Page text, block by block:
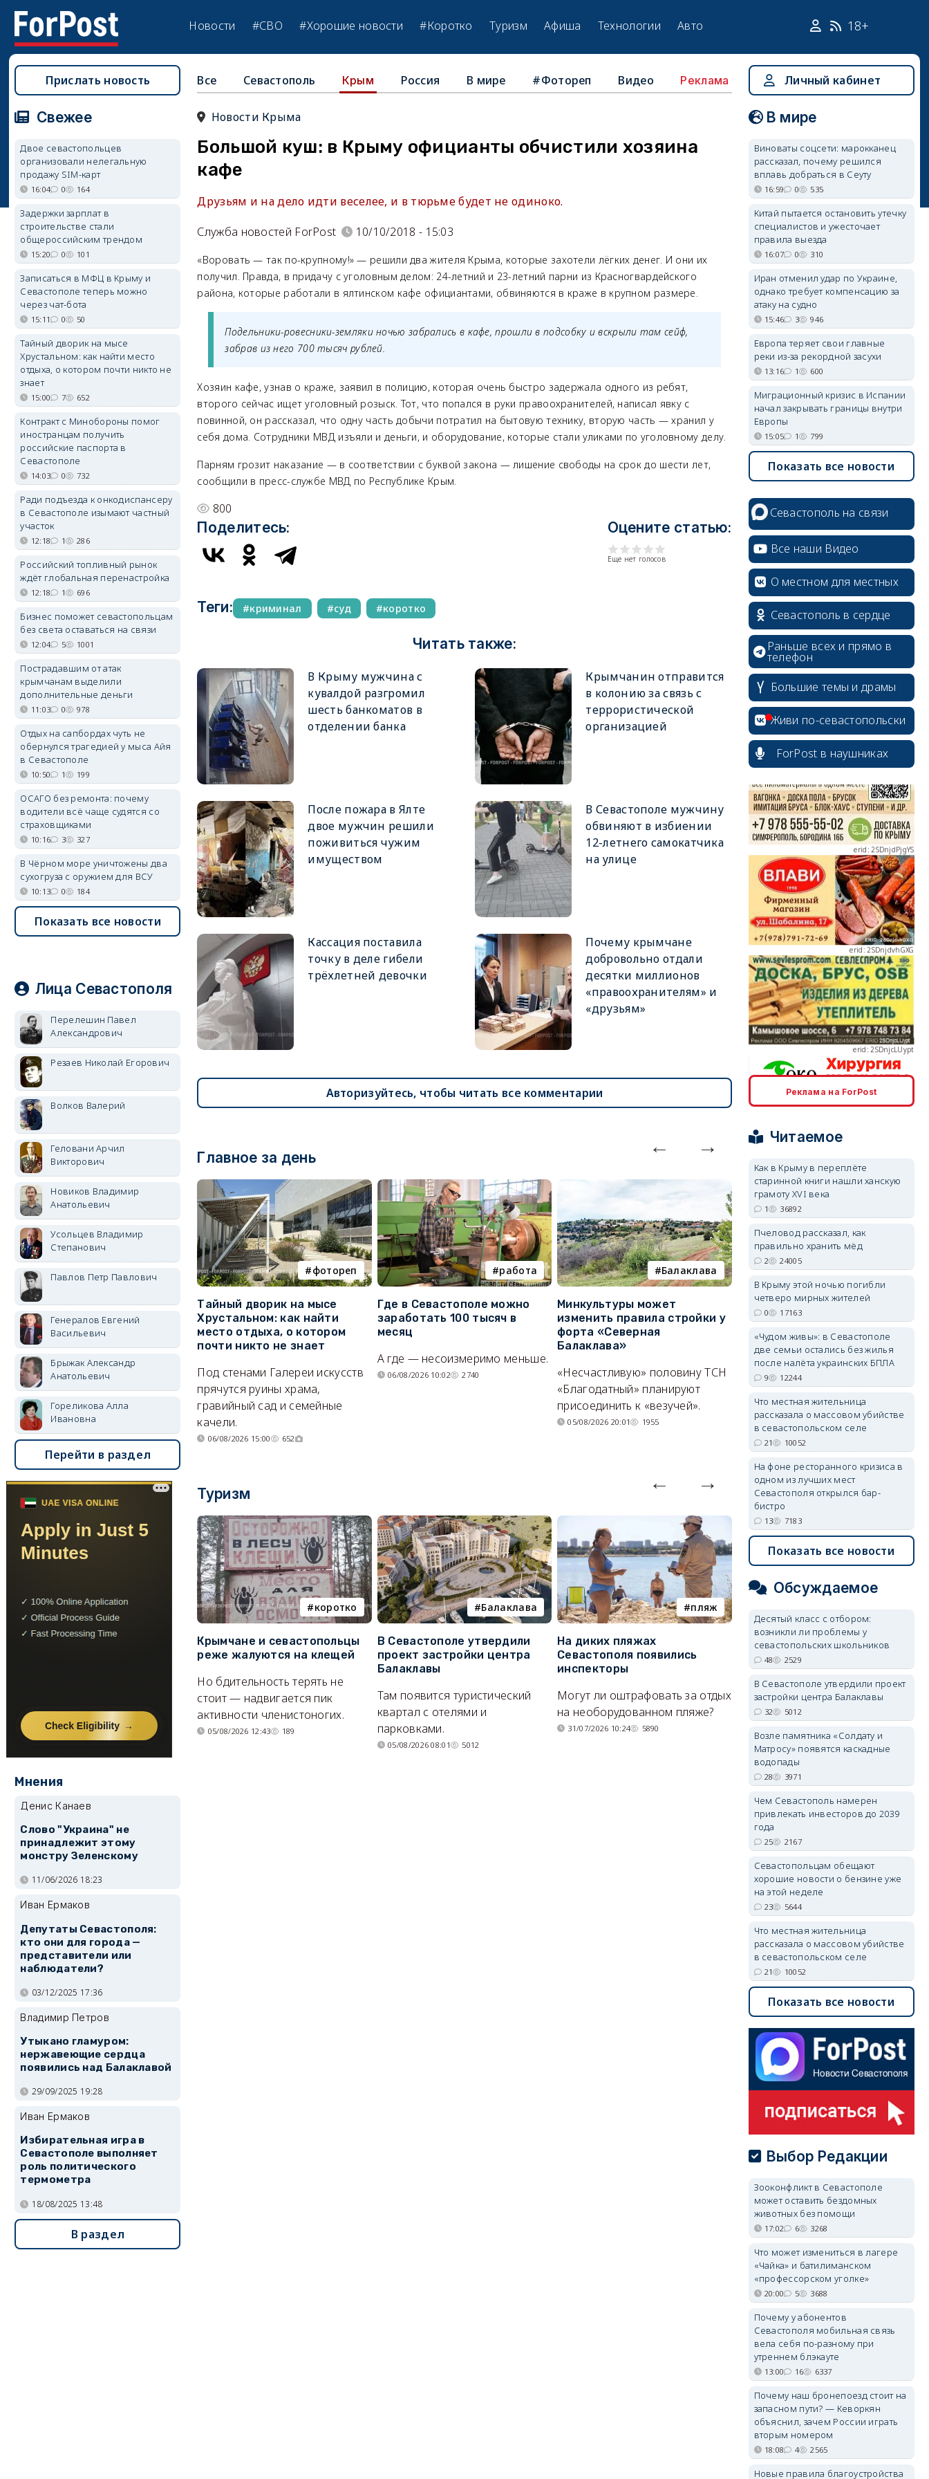
Новости #СВО #Хорошие новости #Коротко Туризм Афиша Технологии Авто 18+
Все Севастополь Крым Россия В мире #Фотореп Видео Реклама
Новости Крыма
Большой куш: в Крыму официанты обчистили хозяина
кафе
Друзьям и на дело идти веселее, и в тюрьме будет не одиноко.
Служба новостей ForPost
10/10/2018 - 15:03
«Воровать — так по-крупному!» — решили два жителя Крыма, которые захотели лёгких денег. И они их
получил. Правда, в придачу с уголовным делом: 24-летний и 23-летний парни из Красногвардейского
района, которые работали в ялтинском кафе официантами, обвиняются в краже в крупном размере.
Подельники-ровесники-земляки ночью забрались в кафе, прошли в подсобку и вскрыли там сейф,
забрав из него 700 тысяч рублей.
Хозяин кафе, узнав о краже, заявил в полицию, которая очень быстро задержала одного из ребят,
второго сейчас ищет уголовный розыск. Тот, что попался в руки правоохранителей, написал явку с
повинной, он рассказал, что одну часть добычи потратил на бытовую технику, вторую часть — хранил у
себя дома. Сотрудники МВД изъяли и деньги, и оборудование, которые стали уликами по уголовному делу.
Парням грозит наказание — в соответствии с буквой закона — лишение свободы на срок до шести лет,
сообщили в пресс-службе МВД по Республике Крым.
800
Поделитесь: Оцените статью:
Еще нет голосов
Теги: криминал суд коротко
Читать также:
В Крыму мужчина с
кувалдой разгромил
шесть банкоматов в
отделении банка
Крымчанин отправится
в колонию за связь с
террористической
организацией
После пожара в Ялте
двое мужчин решили
поживиться чужим
имуществом
В Севастополе мужчину
обвиняют в избиении
12-летнего самокатчика
на улице
Кассация поставила
точку в деле гибели
трёхлетней девочки
Почему крымчане
добровольно отдали
десятки миллионов
«правоохранителям» и
«друзьям»
Авторизуйтесь, чтобы читать все комментарии
Главное за день
фотореп
Тайный дворик на мысе
Хрустальном: как найти
место отдыха, о котором
почти никто не знает
Под стенами Галереи искусств
прячутся руины храма,
гравийный сад и семейные
качели.
06/08/2026 15:00 652
работа
Где в Севастополе можно
заработать 100 тысяч в
месяц
А где — несоизмеримо меньше.
06/08/2026 10:02 2740
Балаклава
Минкультуры может
изменить правила стройки у
форта «Северная
Балаклава»
«Несчастливую» половину ТСН
«Благодатный» планируют
присоединить к «везучей».
05/08/2026 20:01 1955
покушение
Совершено покушение на
разработчика дронов
«Упырь» — что известно к
этому часу
Сработало взрывное
устройство, заложенное под
автомобиль Владимира
Ткачука.
05/08/2026 17:18
Туризм
коротко
Крымчане и севастопольцы
реже жалуются на клещей
Но бдительность терять не
стоит — надвигается пик
активности членистоногих.
05/08/2026 12:43 189
Балаклава
В Севастополе утвердили
проект застройки центра
Балаклавы
Там появится туристический
квартал с отелями и
парковками.
05/08/2026 08:01 5012
пляж
На диких пляжах
Севастополя появились
инспекторы
Могут ли оштрафовать за отдых
на необорудованном пляже?
31/07/2026 10:24 5890
Двух москвичей на
сапбордах унесло от берега
Крыма на километр в море
Спасатели благополучно
вернули туристов обратно на
29/07/2026 17:03
Прислать новость
Свежее
Двое севастопольцев
организовали нелегальную
продажу SIM-карт
16:04 0 164
Задержки зарплат в
строительстве стали
общероссийским трендом
15:20 0 101
Записаться в МФЦ в Крыму и
Севастополе теперь можно
через чат-бота
15:11 0 50
Тайный дворик на мысе
Хрустальном: как найти место
отдыха, о котором почти никто не
знает
15:00 7 652
Контракт с Минобороны помог
иностранцам получить
российские паспорта в
Севастополе
14:03 0 732
Ради подъезда к онкодиспансеру
в Севастополе изымают частный
участок
12:18 1 286
Российский топливный рынок
ждёт глобальная перенастройка
12:18 1 696
Бизнес поможет севастопольцам
без света оставаться на связи
12:04 5 1001
Пострадавшим от атак
крымчанам выделили
дополнительные деньги
11:03 0 978
Отдых на сапбордах чуть не
обернулся трагедией у мыса Айя
в Севастополе
10:50 1 199
ОСАГО без ремонта: почему
водители всё чаще судятся со
страховщиками
10:16 3 327
В Чёрном море уничтожены два
сухогруза с оружием для ВСУ
10:13 0 184
Показать все новости
Лица Севастополя
Перелешин Павел
Александрович
Резаев Николай Егорович
Волков Валерий
Геловани Арчил
Викторович
Новиков Владимир
Анатольевич
Усольцев Владимир
Степанович
Павлов Петр Павлович
Генералов Евгений
Васильевич
Брыжак Александр
Анатольевич
Гореликова Алла
Ивановна
Перейти в раздел
Мнения
Денис Канаев
Слово "Украина" не
принадлежит этому
монстру Зеленскому
11/06/2026 18:23
Иван Ермаков
Депутаты Севастополя:
кто они для города —
представители или
наблюдатели?
03/12/2025 17:36
Владимир Петров
Утыкано гламуром:
нержавеющие сердца
появились над Балаклавой
29/09/2025 19:28
Иван Ермаков
Избирательная игра в
Севастополе выполняет
роль политического
термометра
18/08/2025 13:48
В раздел
Личный кабинет
В мире
Виноваты соцсети: марокканец
рассказал, почему решился
вплавь добраться в Сеуту
16:59 0 535
Китай пытается остановить утечку
специалистов и ужесточает
правила выезда
16:07 0 310
Иран отменил удар по Украине,
однако требует компенсацию за
атаку на судно
15:46 3 946
Европа теряет свои главные
реки из-за рекордной засухи
13:16 1 600
Миграционный кризис в Испании
начал закрывать границы внутри
Европы
15:05 1 799
Показать все новости
Севастополь на связи
Все наши Видео
О местном для местных
Севастополь в сердце
Раньше всех и прямо в
телефон
Большие темы и драмы
Живи по-севастопольски
ForPost в наушниках
erid: 2SDnjcrDNw6
erid: 2SDnjdPjgYS
erid: 2SDnjdvhGXG
erid: 2SDnjcLUypt
erid: 2SDnjcrDNw6
erid: 2SDnjdvhGXG
Реклама на ForPost
Читаемое
Как в Крыму в переплёте
старинной книги нашли ханскую
грамоту XVI века
1 36892
Пчеловод рассказал, как
правильно хранить мёд
2 24005
В Крыму этой ночью погибли
четверо мирных жителей
0 17163
«Чудом живы»: в Севастополе
две семьи остались без жилья
после налёта украинских БПЛА
9 12244
Что местная жительница
рассказала о массовом убийстве
в севастопольском селе
21 10052
На фоне ресторанного кризиса в
одном из лучших мест
Севастополя открылся бар-
бистро
13 7183
Показать все новости
Обсуждаемое
Десятый класс с отбором:
возникли ли проблемы у
севастопольских школьников
48 2529
В Севастополе утвердили проект
застройки центра Балаклавы
32 5012
Возле памятника «Солдату и
Матросу» появятся каскадные
водопады
28 3971
Чем Севастополь намерен
привлекать инвесторов до 2039
года
25 2167
Севастопольцам обещают
хорошие новости о бензине уже
на этой неделе
23 5644
Что местная жительница
рассказала о массовом убийстве
в севастопольском селе
21 10052
Показать все новости
Выбор Редакции
Зооконфликт в Севастополе
может оставить бездомных
животных без помощи
17:02 6 3268
Что может измениться в лагере
«Чайка» и батилиманском
«профессорском уголке»
20:00 5 3688
Почему у абонентов
Севастополя мобильная связь
вела себя по-разному при
утреннем блэкауте
13:00 16 6337
Почему наш бронепоезд стоит на
запасном пути? — Кеворкян
объяснил, зачем России играть
вторым номером
18:08 4 2565
Новые правила благоустройства